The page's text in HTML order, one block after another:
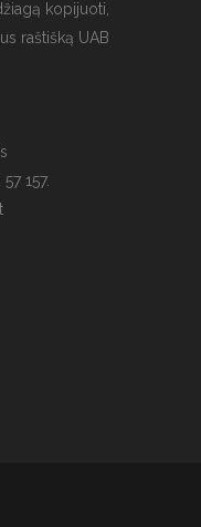
kopijuoti,
raštišką UAB
157.